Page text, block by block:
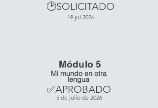
🕑SOLICITADO
19 jul 2026
Módulo 5
Mi mundo en otra
lengua
✅APROBADO
5 de julio de 2026